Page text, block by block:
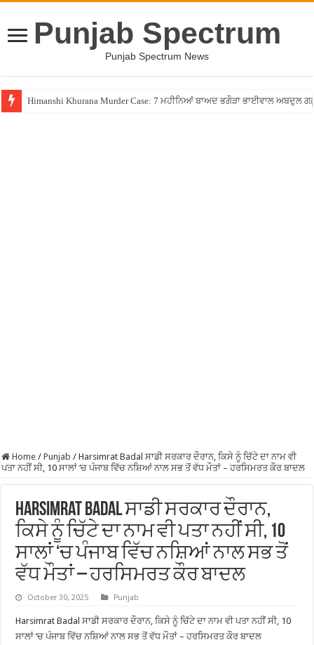
Punjab Spectrum
Punjab Spectrum News
Himanshi Khurana Murder Case: 7 ਮਹੀਨਿਆਂ ਬਾਅਦ ਭਗੌੜਾ ਭਾਈਵਾਲ ਅਬਦੁਲ
Home / Punjab / Harsimrat Badal ਸਾਡੀ ਸਰਕਾਰ ਦੌਰਾਨ, ਕਿਸੇ ਨੂੰ ਚਿੱਟੇ ਦਾ ਨਾਮ ਵੀ
ਪਤਾ ਨਹੀਂ ਸੀ, 10 ਸਾਲਾਂ ‘ਚ ਪੰਜਾਬ ਵਿੱਚ ਨਸ਼ਿਆਂ ਨਾਲ ਸਭ ਤੋਂ ਵੱਧ ਮੌਤਾਂ – ਹਰਸਿਮਰਤ ਕੌਰ ਬਾਦਲ
Harsimrat Badal ਸਾਡੀ ਸਰਕਾਰ ਦੌਰਾਨ,
ਕਿਸੇ ਨੂੰ ਚਿੱਟੇ ਦਾ ਨਾਮ ਵੀ ਪਤਾ ਨਹੀਂ ਸੀ, 10
ਸਾਲਾਂ ‘ਚ ਪੰਜਾਬ ਵਿੱਚ ਨਸ਼ਿਆਂ ਨਾਲ ਸਭ ਤੋਂ
ਵੱਧ ਮੌਤਾਂ – ਹਰਸਿਮਰਤ ਕੌਰ ਬਾਦਲ
October 30, 2025 Punjab
Harsimrat Badal ਸਾਡੀ ਸਰਕਾਰ ਦੌਰਾਨ, ਕਿਸੇ ਨੂੰ ਚਿੱਟੇ ਦਾ ਨਾਮ ਵੀ ਪਤਾ ਨਹੀਂ ਸੀ, 10
ਸਾਲਾਂ ‘ਚ ਪੰਜਾਬ ਵਿੱਚ ਨਸ਼ਿਆਂ ਨਾਲ ਸਭ ਤੋਂ ਵੱਧ ਮੌਤਾਂ – ਹਰਸਿਮਰਤ ਕੌਰ ਬਾਦਲ